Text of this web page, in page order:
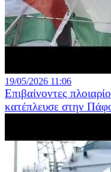
19/05/2026 11:06
Επιβαίνοντες
κατέπλευσε στην